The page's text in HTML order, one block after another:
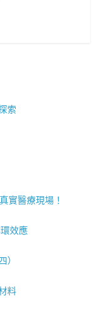
索
實醫療現場！
效應
）
料